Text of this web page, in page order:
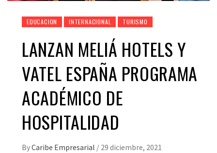
EDUCACION INTERNACIONAL TURISMO
LANZAN MELIÁ HOTELS Y
VATEL ESPAÑA PROGRAMA
ACADÉMICO DE
HOSPITALIDAD
ByCaribe Empresarial / 29 diciembre, 2021